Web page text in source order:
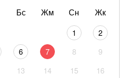
Бс Жм Сн Жк
1
2
6 7 8
9
13 14 15
16